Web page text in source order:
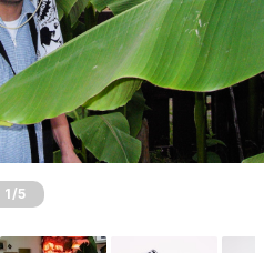
1 /5